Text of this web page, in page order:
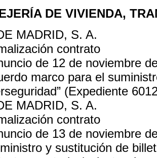
DE VIVIENDA,
MADRID, S. A.
contrato
de 12 de noviembre
marco para el
(Expediente
MADRID, S. A.
contrato
de 13 de noviembre
y sustitución de